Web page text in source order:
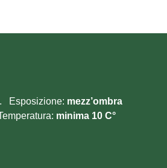
Esposizione: mezz’ombra
minima 10 C°